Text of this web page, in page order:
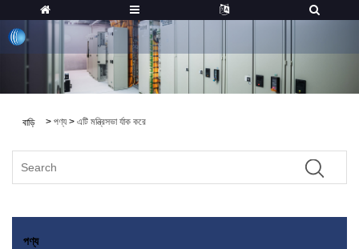
বাড়ি > পণ্য> এটি মন্ত্রিসভা র্যাক করে
পণ্য